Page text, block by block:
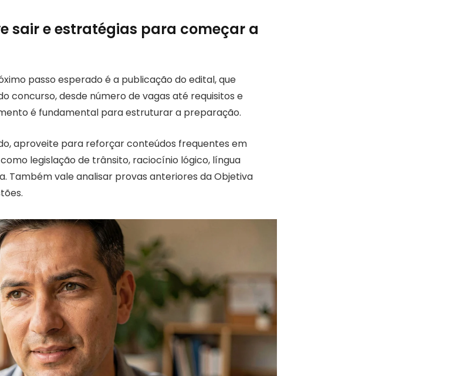
sair e estratégias para começar a
passo esperado é a publicação do edital, que
concurso, desde número de vagas até requisitos e
é fundamental para estruturar a preparação.
aproveite para reforçar conteúdos frequentes em
legislação de trânsito, raciocínio lógico, língua
Também vale analisar provas anteriores da Objetiva